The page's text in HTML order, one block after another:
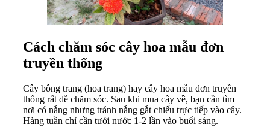
Cách chăm sóc cây hoa mẫu đơn
truyền thống
Cây bông trang (hoa trang) hay cây hoa mẫu đơn truyền
thống rất dễ chăm sóc. Sau khi mua cây về, bạn cần tìm
nơi có nắng nhưng tránh nắng gắt chiếu trực tiếp vào cây.
Hàng tuần chỉ cần tưới nước 1-2 lần vào buổi sáng.